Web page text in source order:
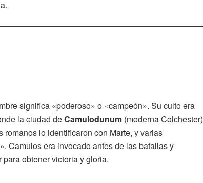
significa «poderoso» o «campeón». Su culto era
la ciudad deCamulodunum (moderna Colchester)
lo identificaron con Marte, y varias
Camulos era invocado antes de las batallas y
obtener victoria y gloria.